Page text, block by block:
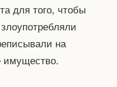
для того, чтобы
на
имущество.